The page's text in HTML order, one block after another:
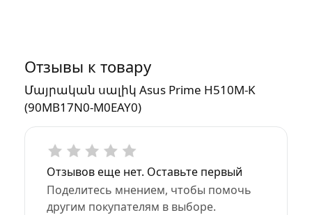
Отзывы к товару
Մայրական սալիկ Asus Prime H510M-K
(90MB17N0-M0EAY0)
Отзывов еще нет. Оставьте первый
Поделитесь мнением, чтобы помочь
другим покупателям в выборе.